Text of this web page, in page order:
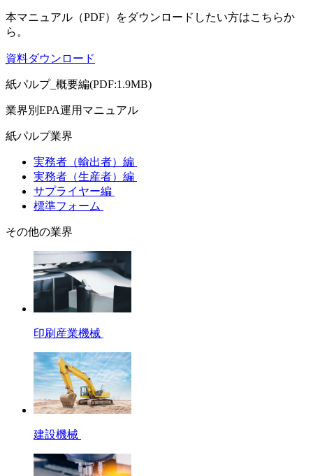
本マニュアル（PDF）をダウンロードしたい方はこちらか
ら。
資料ダウンロード
紙パルプ_概要編(PDF:1.9MB)
業界別EPA運用マニュアル
紙パルプ業界
実務者（輸出者）編
実務者（生産者）編
サプライヤー編
標準フォーム
その他の業界
印刷産業機械
建設機械